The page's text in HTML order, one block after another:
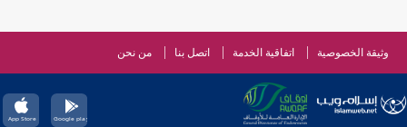
وثيقة الخصوصية اتفاقية الخدمة اتصل بنا من نحن